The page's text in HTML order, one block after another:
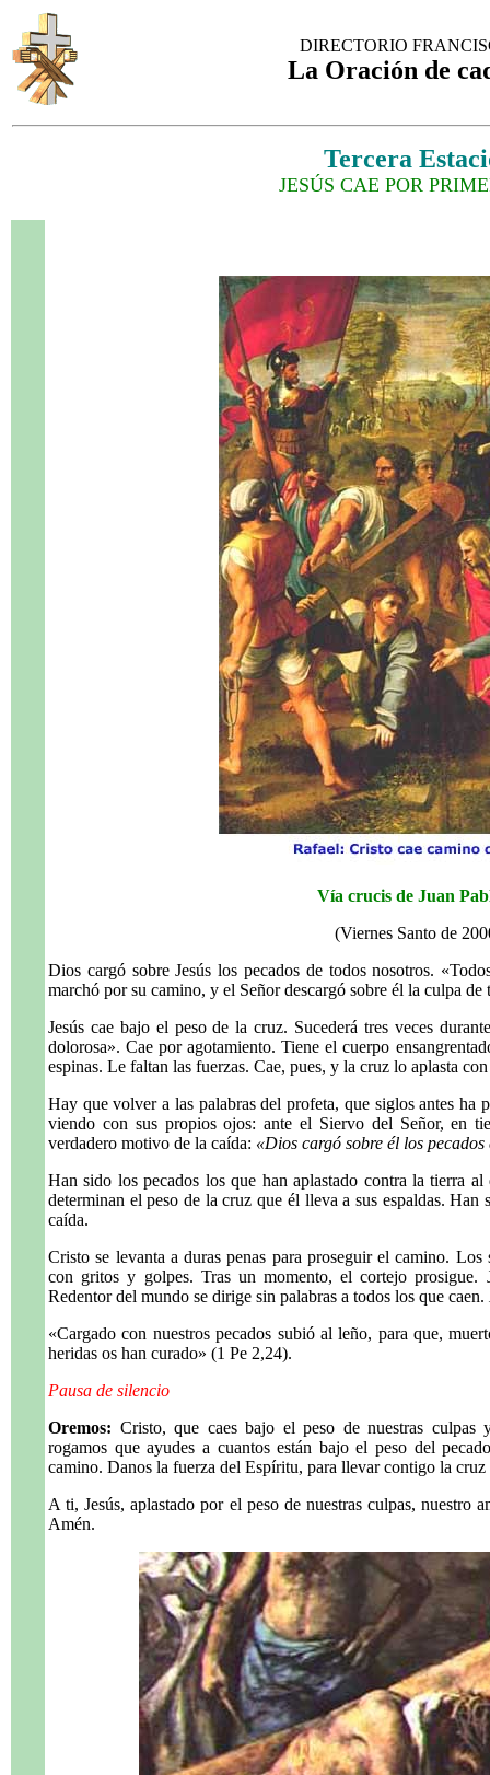
DIRECTORIO
La Oración de
Tercera
JESÚS CAE POR
Vía crucis de Juan
(Viernes Santo de
Dios cargó sobre Jesús los pecados de todos nosotros.
marchó por su camino, y el Señor descargó sobre él la culpa
Jesús cae bajo el peso de la cruz. Sucederá tres veces
dolorosa». Cae por agotamiento. Tiene el cuerpo
espinas. Le faltan las fuerzas. Cae, pues, y la cruz lo aplasta
Hay que volver a las palabras del profeta, que siglos antes ha
viendo con sus propios ojos: ante el Siervo del Señor, en
verdadero motivo de la caída: «Dios cargó sobre él los pecados
Han sido los pecados los que han aplastado contra la tierra
determinan el peso de la cruz que él lleva a sus espaldas. Han
caída.
Cristo se levanta a duras penas para proseguir el camino.
con gritos y golpes. Tras un momento, el cortejo prosigue.
Redentor del mundo se dirige sin palabras a todos los que caen.
«Cargado con nuestros pecados subió al leño, para que,
heridas os han curado» (1 Pe 2,24).
Pausa de silencio
Oremos: Cristo, que caes bajo el peso de nuestras culpas
rogamos que ayudes a cuantos están bajo el peso del
camino. Danos la fuerza del Espíritu, para llevar contigo la cruz
A ti, Jesús, aplastado por el peso de nuestras culpas, nuestro
Amén.